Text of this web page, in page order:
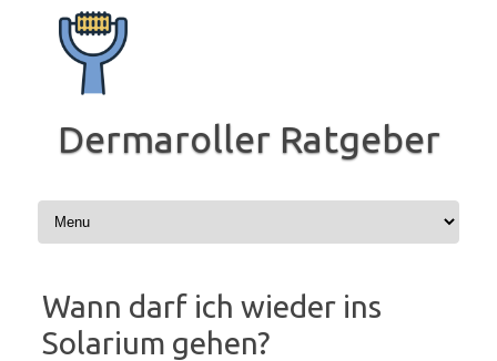
Inhalt
springen
Dermaroller Ratgeber
Wann darf ich wieder ins
Solarium gehen?